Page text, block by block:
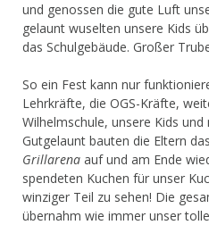
und genossen die gute Luft
gelaunt wuselten unsere Kids
das Schulgebäude. Großer
So ein Fest kann nur
Lehrkräfte, die OGS-Kräfte,
Wilhelmschule, unsere Kids
Gutgelaunt bauten die Eltern
Grillarena auf und am Ende
spendeten Kuchen für unser
winziger Teil zu sehen! Die
übernahm wie immer unser